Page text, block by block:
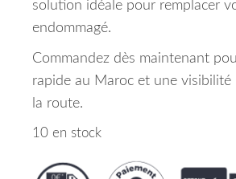
solution idéale pour remplacer
endommagé.
Commandez dès maintenant
rapide au Maroc et une visibilité
la route.
10 en stock